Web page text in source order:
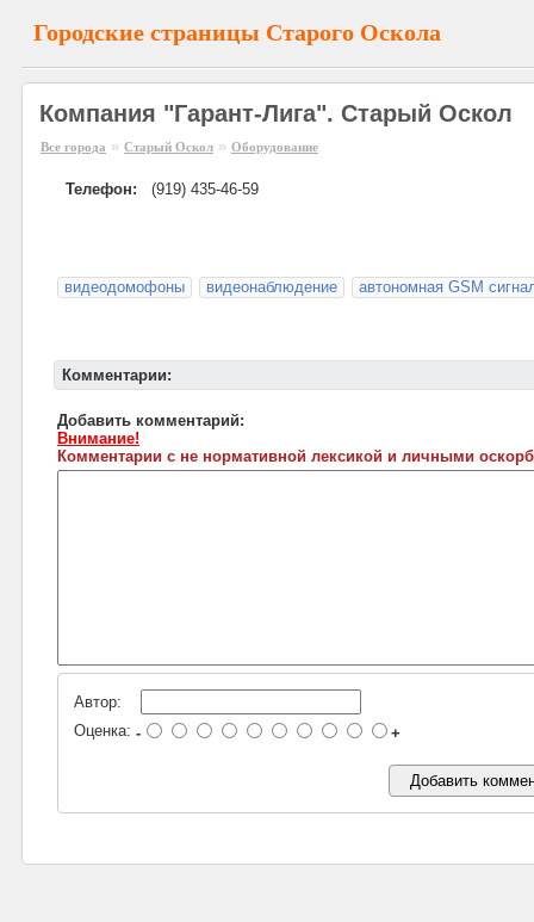
Городские страницы Старого Оскола
Компания "Гарант-Лига". Старый Оскол
Все города » Старый Оскол » Оборудование
Телефон: (919) 435-46-59
видеодомофоны видеонаблюдение автономная GSM
Комментарии:
Добавить комментарий:
Внимание!
Комментарии с не нормативной лексикой и личными
Автор:
Оценка: - +